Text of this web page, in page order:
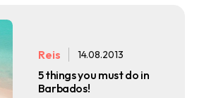
Reis 14.08.2013
5 things you must do in
Barbados!